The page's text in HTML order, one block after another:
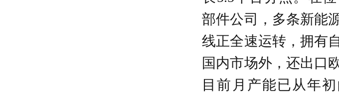
05 2026年前四月，
增长12.1%，快于
百分点，投资结
和产业转型升级提
以上内容由AI大
部件公司，多条新能
线正全速运转，拥有
国内市场外，还出口
目前月产能已从年